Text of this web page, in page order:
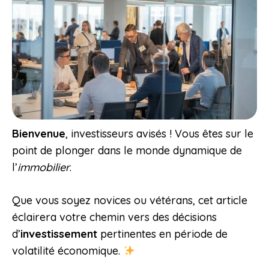
Bienvenue, investisseurs avisés ! Vous êtes sur le
point de plonger dans le monde dynamique de
l’immobilier.
Que vous soyez novices ou vétérans, cet article
éclairera votre chemin vers des décisions
d’investissement pertinentes en période de
volatilité économique.